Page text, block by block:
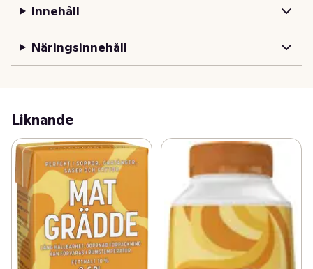
Innehåll
Näringsinnehåll
Liknande